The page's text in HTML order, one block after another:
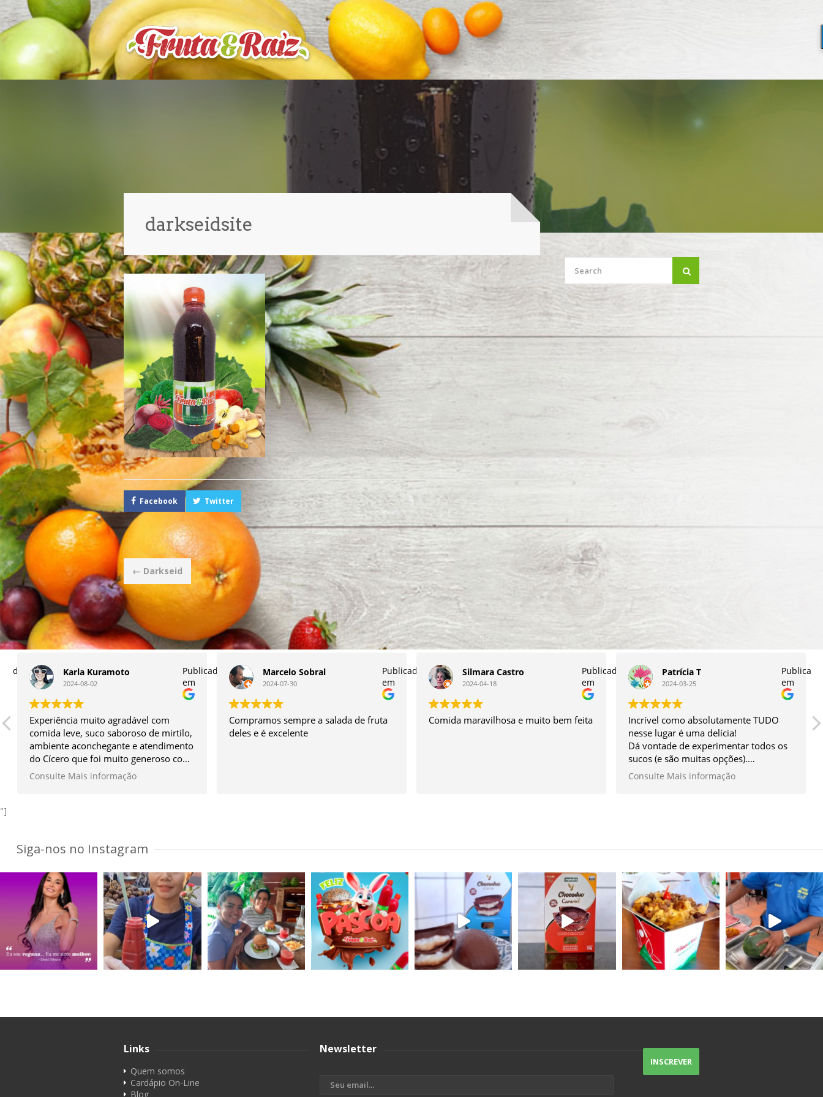
darkseidsite
Facebook Twitter
Post
navigation
← Darkseid
Publicado
em
Karla Kuramoto
2024-08-02
Experiência muito agradável com
comida leve, suco saboroso de mirtilo,
ambiente aconchegante e atendimento
do Cícero que foi muito generoso com
os itens do seu quintal e simpático
Consulte Mais informação
Publicado
em
Marcelo Sobral
2024-07-30
Compramos sempre a salada de fruta
deles e é excelente
Publicado
em
Silmara Castro
2024-04-18
Comida maravilhosa e muito bem feita
Publicado
em
Patrícia T
2024-03-25
Incrível como absolutamente TUDO
nesse lugar é uma delícia!
Dá vontade de experimentar todos os
sucos (e são muitas opções).
O sanduíche é enorme e ao mesmo
tempo super leve, vc come e fica
particularmente não consigo escolher
uma preferida porque todas são
excelentes.
O destaque vai pros nachos, um
Doritos gostoso (sem sabor de
indústria), e pro atendimento de
excelência.
Consulte Mais informação
"]
Siga-nos no Instagram
Links
Quem somos
Cardápio On-Line
Blog
Newsletter